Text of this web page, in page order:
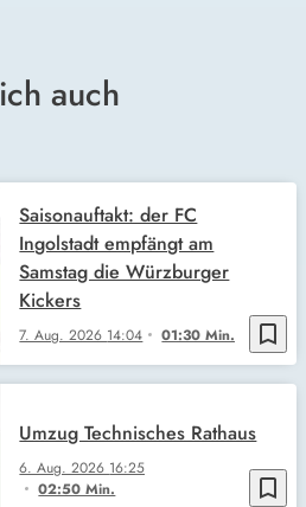
auch
bookmark_border
7. Aug. 2026 14:04 01:30 Min.
Saisonauftakt: der FC
Ingolstadt empfängt am
Samstag die Würzburger
Kickers
bookmark_border
6. Aug. 2026 16:25
02:50 Min.
Umzug Technisches Rathaus